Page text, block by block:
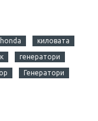
honda киловата
генератори
Генератори